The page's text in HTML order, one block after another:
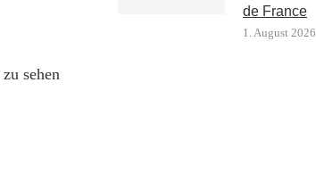
zu sehen
de France
1. August 2026